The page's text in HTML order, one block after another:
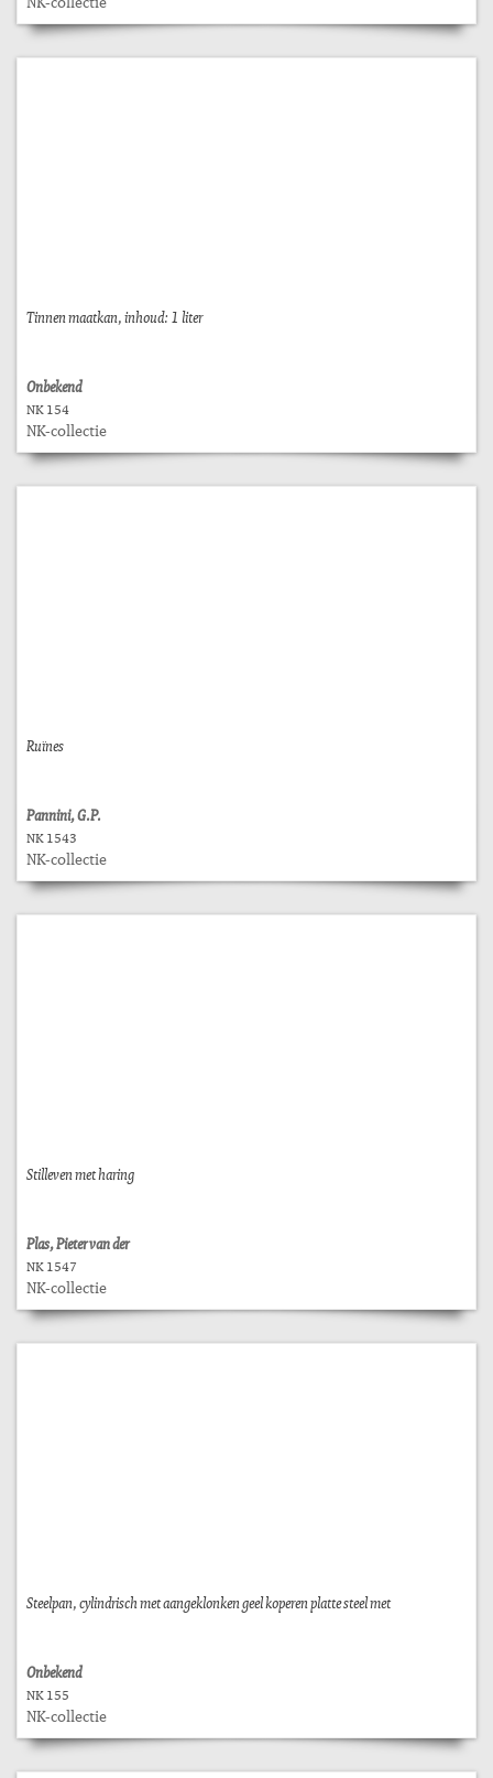
Tinnen maatkan, inhoud: 1 liter
Onbekend
NK 154
NK-collectie
Ruïnes
Pannini, G.P.
NK 1543
NK-collectie
Stilleven met haring
Plas, Pieter van der
NK 1547
NK-collectie
Steelpan, cylindrisch met aangeklonken geel koperen platte steel met
Onbekend
NK 155
NK-collectie